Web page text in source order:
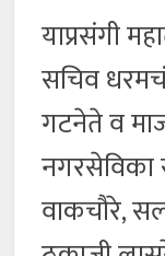
याप्रसंगी
सचिव
गटनेते व
नगरसेविका
वाकचौरे,